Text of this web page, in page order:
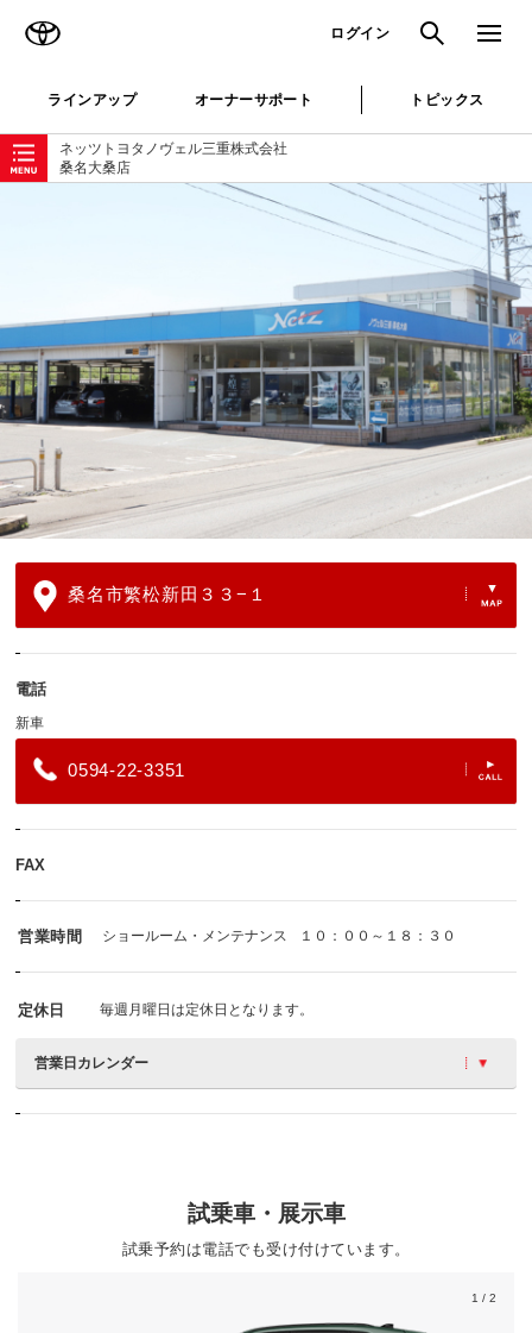
ログイン 検索 メニュ
ラインアップ オーナーサポート トピックス
ネッツトヨタノヴェル三重株式会社
桑名大桑店
ローカルナビゲーション
桑名市繁松新田３３−１
電話
新車
0594-22-3351
FAX
営業時間 ショールーム・メンテナンス １０：００～１８：３０
定休日 毎週月曜日は定休日となります。
営業日カレンダー
試乗車・展示車
試乗予約は電話でも受け付けています。
1 / 2